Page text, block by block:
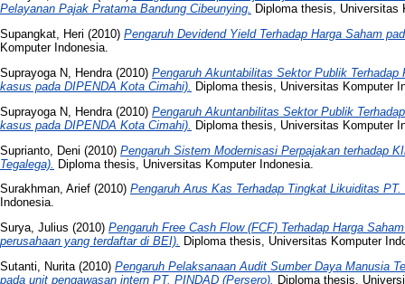
Pelayanan Pajak Pratama Bandung Cibeunying. Diploma thesis, Universitas
Supangkat, Heri (2010) Pengaruh Devidend Yield Terhadap Harga Saham
Komputer Indonesia.
Suprayoga N, Hendra (2010) Pengaruh Akuntabilitas Sektor Publik
kasus pada DIPENDA Kota Cimahi).
Diploma thesis, Universitas Komputer
Suprayoga N, Hendra (2010) Pengaruh Akuntanbilitas Sektor Publik
kasus pada DIPENDA Kota Cimahi). Diploma thesis, Universitas Komputer
Suprianto, Deni (2010) Pengaruh Sistem Modernisasi Perpajakan terhadap
Tegalega). Diploma thesis, Universitas Komputer Indonesia.
Surakhman, Arief (2010) Pengaruh Arus Kas Terhadap Tingkat Likuiditas
Indonesia.
Surya, Julius (2010) Pengaruh Free Cash Flow (FCF) Terhadap Harga
perusahaan yang terdaftar di BEI). Diploma thesis, Universitas Komputer
Sutanti, Nurita (2010) Pengaruh Pelaksanaan Audit Sumber Daya Manusia
pada unit pengawasan intern PT. PINDAD (Persero).
Diploma thesis,